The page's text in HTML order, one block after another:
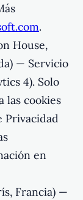
.
House,
— Servicio
4). Solo
las cookies
Privacidad
en
Francia) —